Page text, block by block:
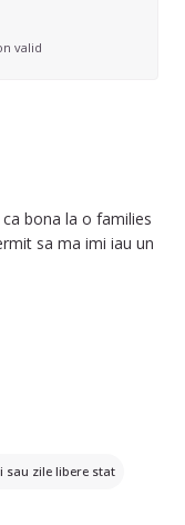
valid
bona la o families
sa ma imi iau un
sau zile libere stat